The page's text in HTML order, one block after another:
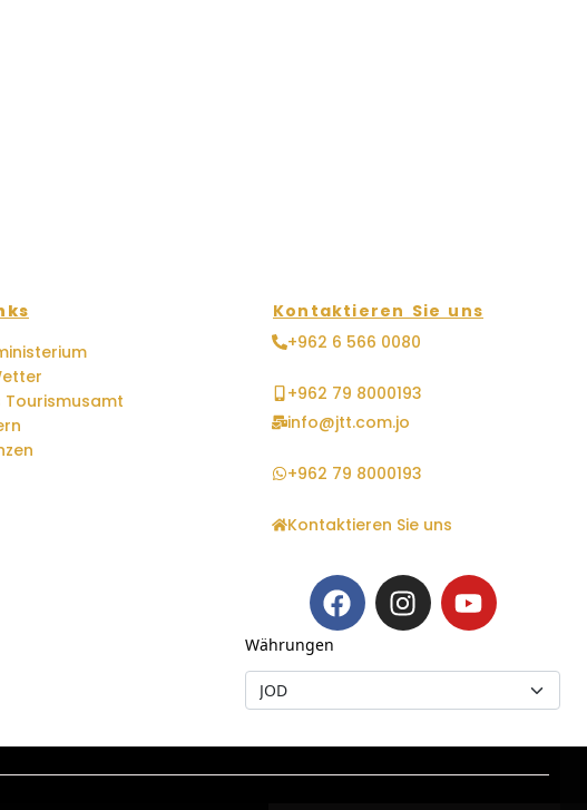
Tourismusamt
Kontaktieren Sie uns
+962 6 566 0080
+962 79 8000193
info@jtt.com.jo
+962 79 8000193
Kontaktieren Sie uns
Währungen